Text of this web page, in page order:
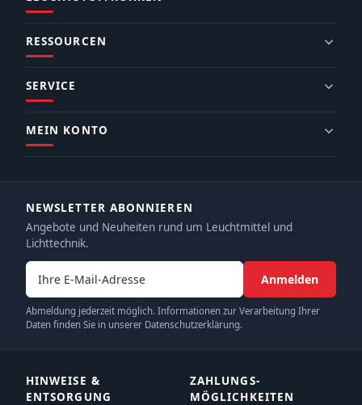
RESSOURCEN
SERVICE
MEIN KONTO
NEWSLETTER ABONNIEREN
Angebote und Neuheiten rund um Leuchtmittel und
Lichttechnik.
E-Mail-Adresse
Anmelden
Abmeldung jederzeit möglich. Informationen zur Verarbeitung Ihrer
Daten finden Sie in unserer Datenschutzerklärung.
HINWEISE &
ENTSORGUNG
ZAHLUNGS­
MÖGLICHKEITEN